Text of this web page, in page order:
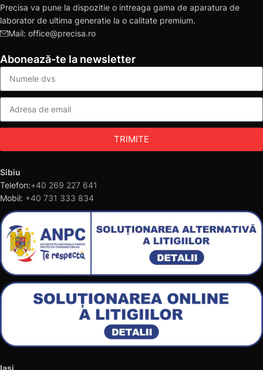
Precisa va pune la dispozitie o intreaga gama de aparatura de
laborator de ultima generatie la o calitate premium.
Mail: office@precisa.ro
Abonează-te la newsletter
TRIMITE
Sibiu
Telefon:+40 269 227 641
Mobil: +40 731 333 834
Iasi